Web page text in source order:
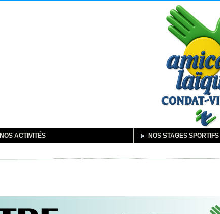
NOS ACTIVITÉS NOS STAGES SPORTIFS